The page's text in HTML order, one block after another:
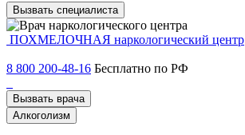
Вызвать специалиста
ПОХМЕЛОЧНАЯ наркологический центр
8 800 200-48-16 Бесплатно по РФ
Вызвать врача
Алкоголизм